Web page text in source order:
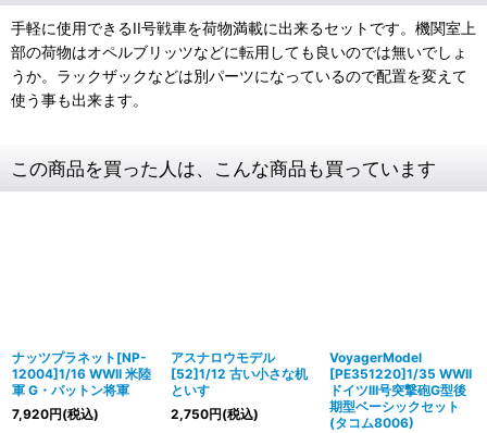
手軽に使用できるII号戦車を荷物満載に出来るセットです。機関室上
部の荷物はオペルブリッツなどに転用しても良いのでは無いでしょ
うか。ラックザックなどは別パーツになっているので配置を変えて
使う事も出来ます。
この商品を買った人は、こんな商品も買っています
ナッツプラネット[NP-
12004]1/16 WWII 米陸
軍 G・パットン将軍
7,920円(税込)
アスナロウモデル
[52]1/12 古い小さな机
といす
2,750円(税込)
VoyagerModel
[PE351220]1/35 WWII
ドイツIII号突撃砲G型後
期型ベーシックセット
(タコム8006)